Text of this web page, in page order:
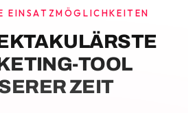
EINSATZMÖGLICHKEITEN
TOOL
ZEIT